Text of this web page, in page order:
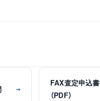
→
FAX査定申込書
（PDF）